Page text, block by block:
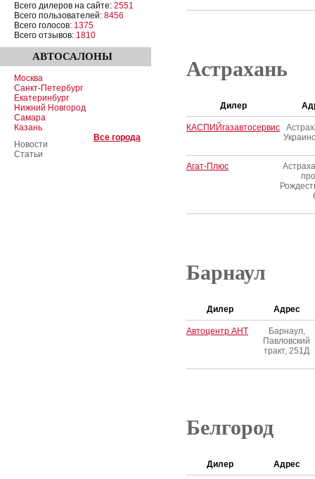
Всего дилеров на сайте: 2551
Всего пользователей: 8456
Всего голосов: 1375
Всего отзывов: 1810
АВТОСАЛОНЫ
Москва
Санкт-Петербург
Екатеринбург
Нижний Новгород
Самара
Казань
Все города
Новости
Статьи
Астрахань
Дилер
КАСПИЙгазавтосервис
Агат-Плюс
Барнаул
Дилер Адрес
Автоцентр АНТ
Барнаул,
Павловский
тракт, 251Д
Белгород
Дилер Адрес